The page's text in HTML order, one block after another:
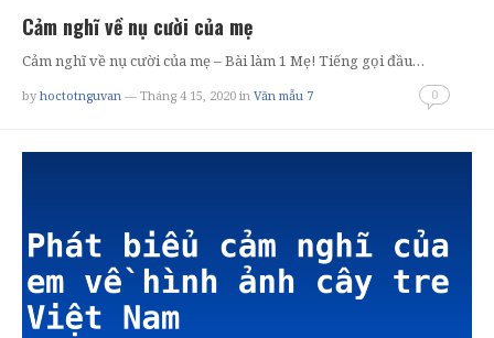
Cảm nghĩ về nụ cười của mẹ
Cảm nghĩ về nụ cười của mẹ – Bài làm 1 Mẹ! Tiếng gọi đầu…
by hoctotnguvan — Tháng 4 15, 2020 in Văn mẫu 7 0